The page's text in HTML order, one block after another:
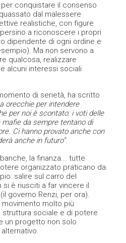
conquistare il consenso
dal malessere
realistiche, con figure
a riconoscere i propri
dipendente di ogni ordine e
Ma non servono a
qualcosa, realizzare
alcuni interessi sociali
di serietà, ha scritto
orecchie per intendere
per noi è scontato: i voti delle
da sempre tentano di
Ci hanno provato anche con
anche in futuro”.
la finanza.
.. tutte
organizzato praticano da
salire sul carro del
è riusciti a far vincere il
governo Renzi, per ora).
molto più
sociale e di potere
un progetto non solo